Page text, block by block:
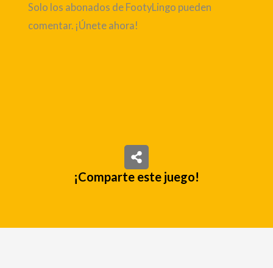
Solo los abonados de FootyLingo pueden
comentar. ¡Únete ahora!
¡Comparte este juego!